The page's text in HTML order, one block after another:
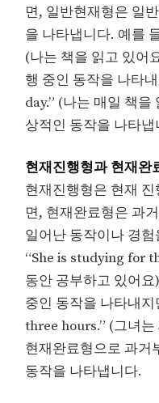
면, 일반현재형은 일
을 나타냅니다. 예를
(나는 책을 읽고 있어
행 중인 동작을 나타
day.” (나는 매일 책
상적인 동작을 나타냅
현재진행형과 현재완
현재진행형은 현재
면, 현재완료형은 과
일어난 동작이나 경
“She is studying for
동안 공부하고 있어
중인 동작을 나타내
three hours.” (그녀
현재완료형으로 과거
동작을 나타냅니다.